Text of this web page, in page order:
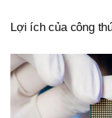
Lợi ích của công